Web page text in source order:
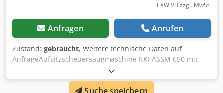
EXW VB zzgl. MwSt.
Anfragen Anrufen
Zustand: gebraucht, Weitere technische Daten auf
AnfrageAufsitzscheuersaugmaschine KKI ASSM 650 mit
automatischen Antrieb und Scheibenbürsten Vorführer
Sonderpreis EURO 6.899,-- Produktinformationen KKI 650
Aufsitzscheuersaugmaschine,-Suche speichern